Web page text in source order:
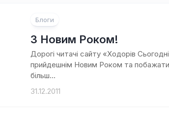
Блоги
З Новим Роком!
Дорогі читачі сайту «Ходорів
прийдешнім Новим Роком та
більш...
31.12.2011